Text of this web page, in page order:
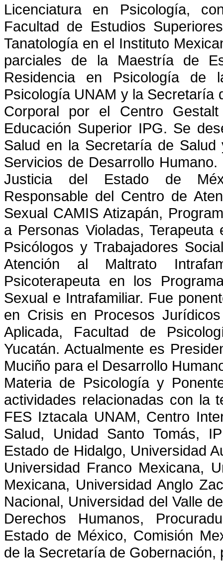
Licenciatura en Psicología,
Facultad de Estudios
Tanatología en el Instituto
parciales de la Maestría de
Residencia en Psicología
Psicología UNAM y la Secretaría
Corporal por el Centro
Educación Superior IPG. Se
Salud en la Secretaría de
Servicios de Desarrollo
Justicia del Estado de
Responsable del Centro de
Sexual CAMIS Atizapán,
a Personas Violadas,
Psicólogos y Trabajadores
Atención al Maltrato
Psicoterapeuta en los
Sexual e Intrafamiliar. Fue
en Crisis en Procesos
Aplicada, Facultad de
Yucatán. Actualmente es
Muciño para el Desarrollo
Materia de Psicología y
actividades relacionadas con la
FES Iztacala UNAM, Centro
Salud, Unidad Santo Tomás,
Estado de Hidalgo, Universidad
Universidad Franco Mexicana,
Mexicana, Universidad Anglo
Nacional, Universidad del Valle
Derechos Humanos,
Estado de México, Comisión
de la Secretaría de Gobernación,